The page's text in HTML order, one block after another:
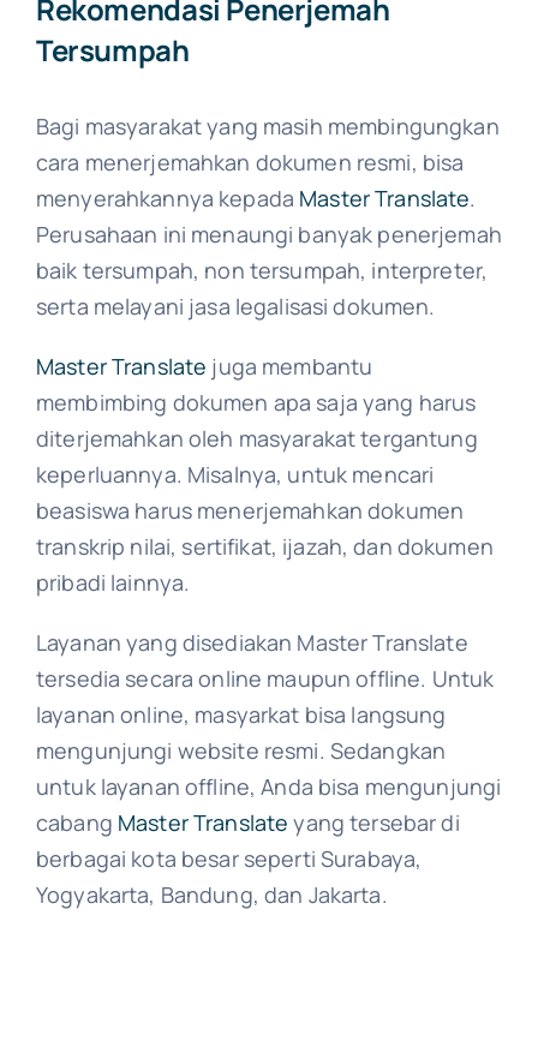
Rekomendasi Penerjemah
Tersumpah
Bagi masyarakat yang masih membingungkan
cara menerjemahkan dokumen resmi, bisa
menyerahkannya kepada Master Translate.
Perusahaan ini menaungi banyak penerjemah
baik tersumpah, non tersumpah, interpreter,
serta melayani jasa legalisasi dokumen.
Master Translate juga membantu
membimbing dokumen apa saja yang harus
diterjemahkan oleh masyarakat tergantung
keperluannya. Misalnya, untuk mencari
beasiswa harus menerjemahkan dokumen
transkrip nilai, sertifikat, ijazah, dan dokumen
pribadi lainnya.
Layanan yang disediakan Master Translate
tersedia secara online maupun offline. Untuk
layanan online, masyarkat bisa langsung
mengunjungi website resmi. Sedangkan
untuk layanan offline, Anda bisa mengunjungi
cabang Master Translate yang tersebar di
berbagai kota besar seperti Surabaya,
Yogyakarta, Bandung, dan Jakarta.